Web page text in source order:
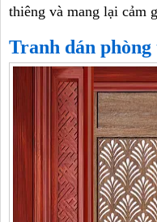
thiêng và mang lại cảm
Tranh dán